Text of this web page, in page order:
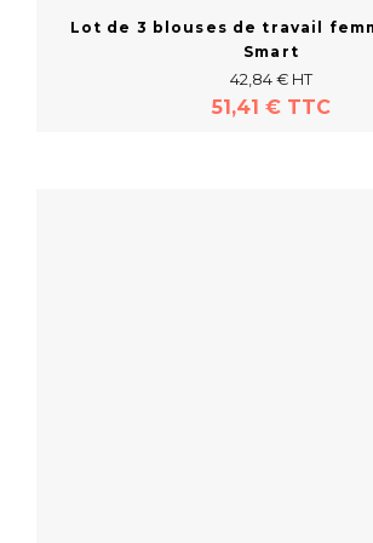
Lot de 3 blouses de travail
Smart
42,84 € HT
51,41 € TTC